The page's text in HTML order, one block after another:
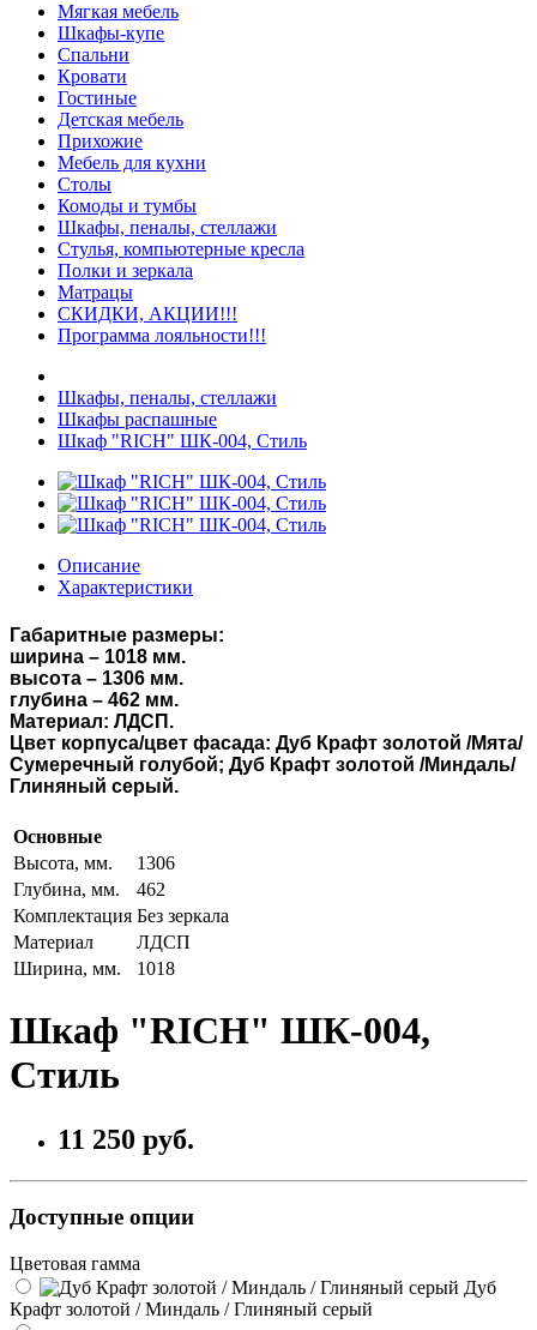
Мягкая мебель
Шкафы-купе
Спальни
Кровати
Гостиные
Детская мебель
Прихожие
Мебель для кухни
Столы
Комоды и тумбы
Шкафы, пеналы, стеллажи
Стулья, компьютерные кресла
Полки и зеркала
Матрацы
СКИДКИ, АКЦИИ!!!
Программа лояльности!!!
Шкафы, пеналы, стеллажи
Шкафы распашные
Шкаф "RICH" ШК-004, Стиль
Описание
Характеристики
Габаритные размеры:
ширина – 1018 мм.
высота – 1306 мм.
глубина – 462 мм.
Материал: ЛДСП.
Цвет корпуса/цвет фасада: Дуб Крафт золотой /Мята/
Сумеречный голубой; Дуб Крафт золотой /Миндаль/
Глиняный серый.
Основные
Высота, мм.
1306
Глубина, мм.
462
Комплектация Без зеркала
Материал
ЛДСП
Ширина, мм.
1018
Шкаф "RICH" ШК-004,
Стиль
11 250 руб.
Доступные опции
Цветовая гамма
Дуб
Крафт золотой / Миндаль / Глиняный серый